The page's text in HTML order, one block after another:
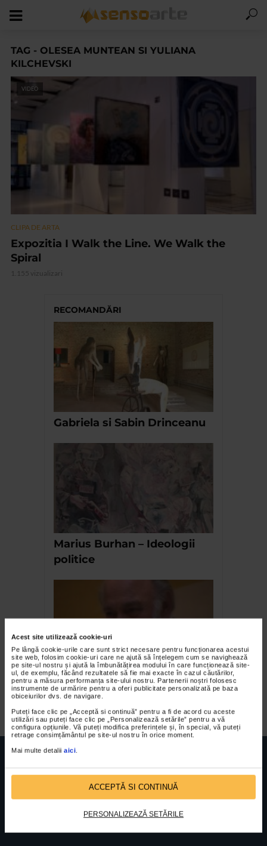
Acest site utilizează cookie-uri
Pe lângă cookie-urile care sunt strict necesare pentru funcționarea acestui
site web, folosim cookie-uri care ne ajută să înțelegem cum se navighează
pe site-ul nostru și ajută la îmbunătățirea modului în care funcționează site-
ul, de exemplu, făcând rezultatele să fie mai exacte în cazul căutărilor,
pentru a măsura performanța site-ului nostru. Partenerii noștri folosesc
instrumente de urmărire pentru a oferi publicitate personalizată pe baza
obiceiurilor dvs. de navigare.
Puteți face clic pe „Acceptă si continuă” pentru a fi de acord cu aceste
utilizări sau puteți face clic pe „Personalizează setările” pentru a vă
configura opțiunile. Vă puteți modifica preferințele și, în special, vă puteți
retrage consimțământul pe site-ul nostru în orice moment.
Mai multe detalii aici
ACCEPTĂ SI CONTINUĂ
PERSONALIZEAZĂ SETĂRILE
TAG - OLESEA MUNTEAN SI YULIANA
KILCHEVSKI
VIDEO
CLIPA DE ARTA
Expozitia I Walk the Line. We Walk the
Spiral
1.155 vizualizari
RECOMANDĂRI
Gabriela si Sabin Drinceanu
Marius Burhan – Ideologii
politice
Dialogul artelor – Dumitru
Cahoianu
FUNDATIA FILDAS ARTNr inreg registrul special: 4 PJ/ 29.01.2013
Sc. 4, Ap. 197, Sector 2